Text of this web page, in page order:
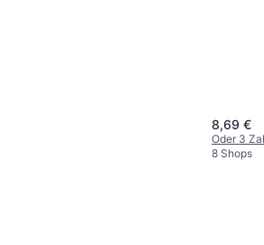
8,69 €
Oder 3
8 Shops